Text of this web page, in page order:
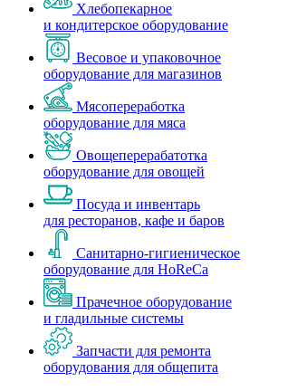
Хлебопекарное
и кондитерское оборудование
Весовое и упаковочное
оборудование для магазинов
Мясопереработка
оборудование для мяса
Овощеперерабатотка
оборудование для овощей
Посуда и инвентарь
для ресторанов, кафе и баров
Санитарно-гигиеническое
оборудование для HoReCa
Прачечное оборудование
и гладильные системы
Запчасти для ремонта
оборудования для общепита